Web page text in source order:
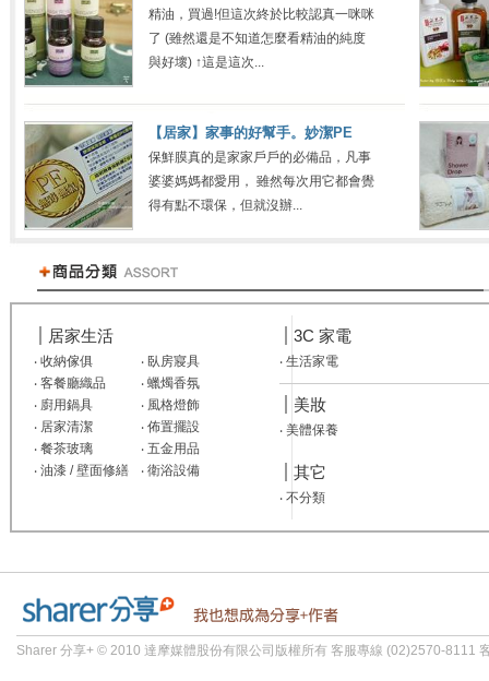
精油，買過!但這次終於比較認真一咪咪
了 (雖然還是不知道怎麼看精油的純度
與好壞) ↑這是這次...
【居家】家事的好幫手。妙潔PE
保鮮膜真的是家家戶戶的必備品，凡事
婆婆媽媽都愛用， 雖然每次用它都會覺
得有點不環保，但就沒辦...
居家生活
‧ 收納傢俱 ‧ 臥房寢具
‧ 客餐廳織品 ‧ 蠟燭香氛
‧ 廚用鍋具 ‧ 風格燈飾
‧ 居家清潔 ‧ 佈置擺設
‧ 餐茶玻璃 ‧ 五金用品
‧ 油漆 / 壁面修繕 ‧ 衛浴設備
3C 家電
‧ 生活家電
美妝
‧ 美體保養
其它
‧ 不分類
Sharer 分享+ © 2010 達摩媒體股份有限公司版權所有 客服專線 (02)2570-8111